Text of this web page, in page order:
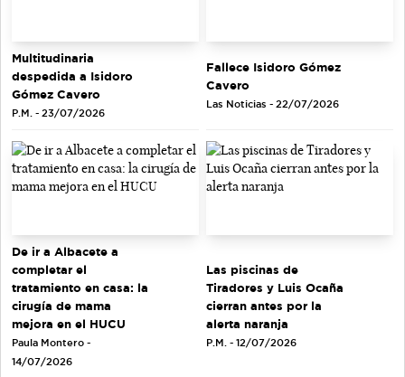
Multitudinaria
despedida a Isidoro
Gómez Cavero
P.M. - 23/07/2026
Fallece Isidoro Gómez
Cavero
Las Noticias - 22/07/2026
De ir a Albacete a
completar el
tratamiento en casa: la
cirugía de mama
mejora en el HUCU
Paula Montero -
14/07/2026
Las piscinas de
Tiradores y Luis Ocaña
cierran antes por la
alerta naranja
P.M. - 12/07/2026